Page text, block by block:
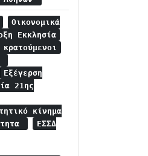
Οικονομικά
Εκκλησία
Εξέγερση
21ης
κίνημα
ΕΣΣΔ